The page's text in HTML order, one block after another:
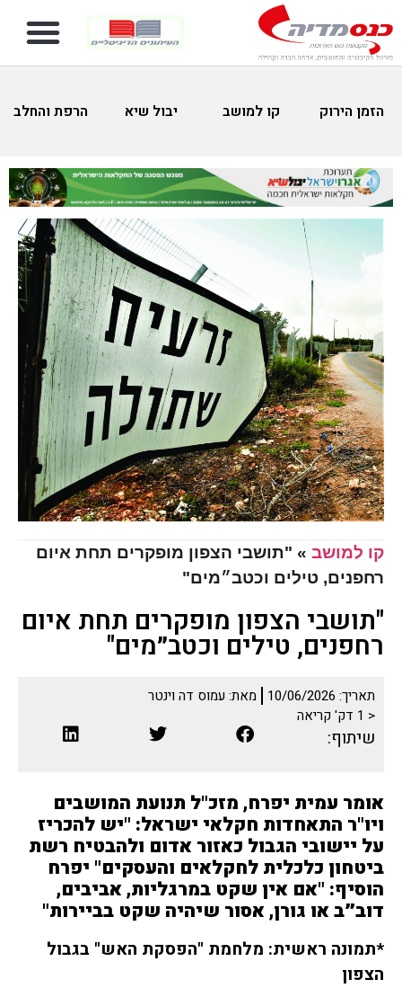
הזמן הירוק קו למושב יבול שיא הרפת והחלב
קו למושב » "תושבי הצפון מופקרים תחת איום
רחפנים, טילים וכטב״מים"
"תושבי הצפון מופקרים תחת איום
רחפנים, טילים וכטב״מים"
תאריך: 10/06/2026 מאת: עמוס דה וינטר
< 1
דק' קריאה
שיתוף:
אומר עמית יפרח, מזכ"ל תנועת המושבים
ויו"ר התאחדות חקלאי ישראל: "יש להכריז
על יישובי הגבול כאזור אדום ולהבטיח רשת
ביטחון כלכלית לחקלאים והעסקים" יפרח
הוסיף: "אם אין שקט במרגליות, אביבים,
דוב״ב או גורן, אסור שיהיה שקט בביירות"
*תמונה ראשית: מלחמת "הפסקת האש" בגבול
הצפון